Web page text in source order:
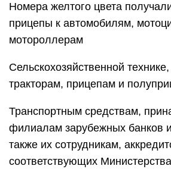
Номера желтого цвета
прицепы к автомобилям,
мотороллерам
Сельскохозяйственной
тракторам, прицепам и
Транспортным средствам,
филиалам зарубежных банков
также их сотрудникам,
соответствующих